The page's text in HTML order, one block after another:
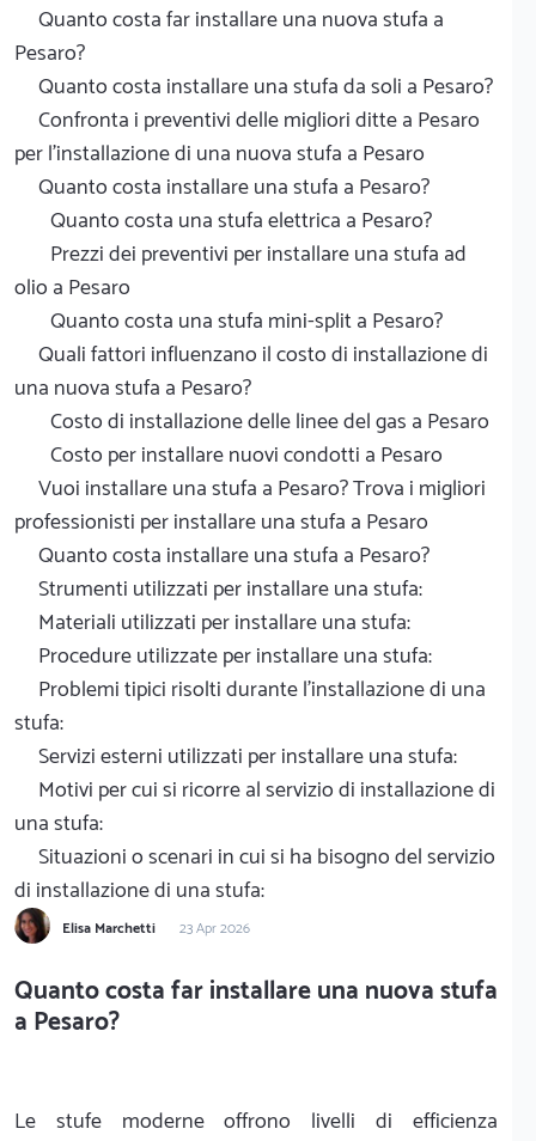
Quanto costa far installare una nuova stufa a
Pesaro?
Quanto costa installare una stufa da soli a Pesaro?
Confronta i preventivi delle migliori ditte a Pesaro
per l'installazione di una nuova stufa a Pesaro
Quanto costa installare una stufa a Pesaro?
Quanto costa una stufa elettrica a Pesaro?
Prezzi dei preventivi per installare una stufa ad
olio a Pesaro
Quanto costa una stufa mini-split a Pesaro?
Quali fattori influenzano il costo di installazione di
una nuova stufa a Pesaro?
Costo di installazione delle linee del gas a Pesaro
Costo per installare nuovi condotti a Pesaro
Vuoi installare una stufa a Pesaro? Trova i migliori
professionisti per installare una stufa a Pesaro
Quanto costa installare una stufa a Pesaro?
Strumenti utilizzati per installare una stufa:
Materiali utilizzati per installare una stufa:
Procedure utilizzate per installare una stufa:
Problemi tipici risolti durante l'installazione di una
stufa:
Servizi esterni utilizzati per installare una stufa:
Motivi per cui si ricorre al servizio di installazione di
una stufa:
Situazioni o scenari in cui si ha bisogno del servizio
di installazione di una stufa:
Elisa Marchetti 23 Apr 2026
Quanto costa far installare una nuova stufa
a Pesaro?
Le stufe moderne offrono livelli di efficienza